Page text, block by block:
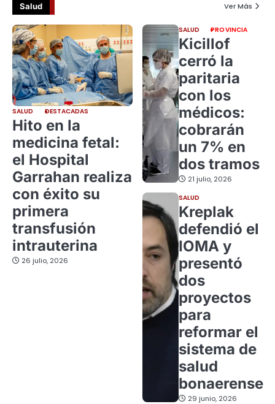
Salud Ver Más
SALUD DESTACADAS
Hito en la
medicina fetal:
el Hospital
Garrahan realiza
con éxito su
primera
transfusión
intrauterina
26 julio, 2026
SALUD PROVINCIA
Kicillof
cerró la
paritaria
con los
médicos:
cobrarán
un 7% en
dos tramos
21 julio, 2026
SALUD
Kreplak
defendió el
IOMA y
presentó
dos
proyectos
para
reformar el
sistema de
salud
bonaerense
29 junio, 2026